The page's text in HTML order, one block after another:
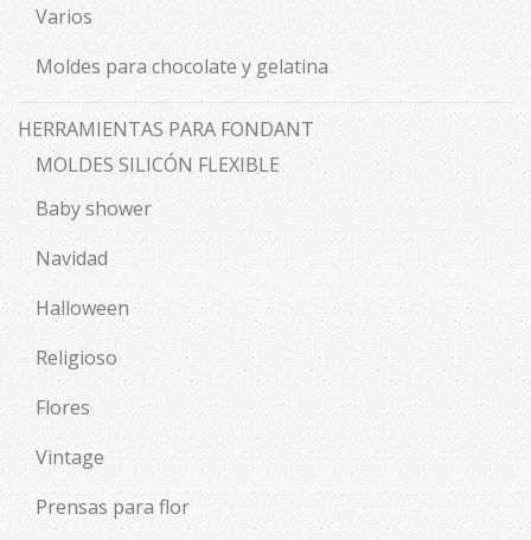
Varios
Moldes para chocolate y gelatina
HERRAMIENTAS PARA FONDANT
MOLDES SILICÓN FLEXIBLE
Baby shower
Navidad
Halloween
Religioso
Flores
Vintage
Prensas para flor